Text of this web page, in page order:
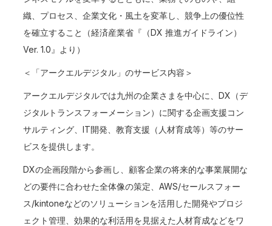
織、プロセス、企業文化・風土を変革し、競争上の優位性
を確立すること（経済産業省『（DX 推進ガイドライン）
Ver. 1.0』より）
＜「アークエルデジタル」のサービス内容＞
アークエルデジタルでは九州の企業さまを中心に、DX（デ
ジタルトランスフォーメーション）に関する企画支援コン
サルティング、IT開発、教育支援（人材育成等）等のサー
ビスを提供します。
DXの企画段階から参画し、顧客企業の将来的な事業展開な
どの要件に合わせた全体像の策定、AWS/セールスフォー
ス/kintoneなどのソリューションを活用した開発やプロジ
ェクト管理、効果的な利活用を見据えた人材育成などをワ